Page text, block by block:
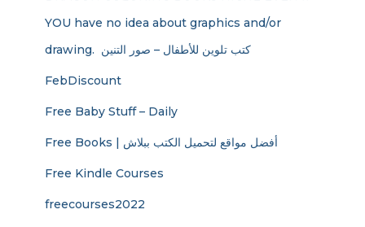
YOU have no idea about graphics and/or
drawing. ​ كتب تلوين للأطفال – صور التنين
FebDiscount
Free Baby Stuff – Daily
Free Books | أفضل مواقع لتحميل الكتب ببلاش
Free Kindle Courses
freecourses2022